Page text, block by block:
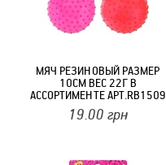
МЯЧ РЕЗИНОВЫЙ РАЗМЕР
10СМ ВЕС 22Г В
АССОРТИМЕНТЕ АРТ.RB1509
ТМ 7TOYS
19.00 грн